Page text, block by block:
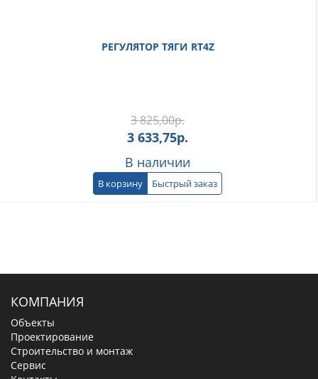
РЕГУЛЯТОР ТЯГИ RT4Z
3 825,00р.
3 633,75р.
В наличии
В корзину Быстрый заказ
КОМПАНИЯ
Объекты
Проектирование
Строительство и монтаж
Сервис